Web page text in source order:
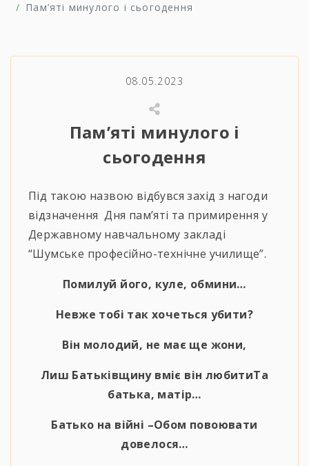
Пам’яті минулого і сьогодення
08.05.2023
Пам’яті минулого і
сьогодення
Під такою назвою відбувся захід з нагоди
відзначення Дня пам’яті та примирення у
Державному навчальному закладі
“Шумське професійно-технічне училище”.
Помилуй його, куле, обмини…
Невже тобі так хочеться убити?
Він молодий, не має ще жони,
Лиш Батьківщину вміє він любитиТа
батька, матір…
Батько на війні –Обом повоювати
довелося…